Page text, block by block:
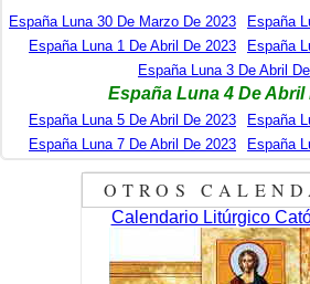
España Luna 30 De Marzo De 2023
España
España Luna 1 De Abril De 2023
España
España Luna 3 De Abril
España Luna 4 De Abril
España Luna 5 De Abril De 2023
España
España Luna 7 De Abril De 2023
España
OTROS
Calendario Litúrgico